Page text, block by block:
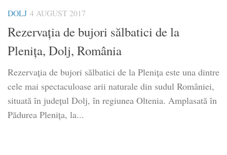
DOLJ 4 AUGUST 2017
Rezervația de bujori sălbatici de la
Plenița, Dolj, România
Rezervația de bujori sălbatici de la Plenița este una dintre
cele mai spectaculoase arii naturale din sudul României,
situată în județul Dolj, în regiunea Oltenia. Amplasată în
Pădurea Plenița, la...